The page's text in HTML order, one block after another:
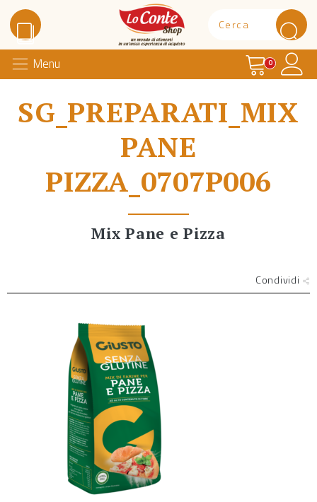
Lo Conte Shop
Menu Carrello
0
SG_PREPARATI_MIX
PANE
PIZZA_0707P006
Mix Pane e Pizza
Condividi